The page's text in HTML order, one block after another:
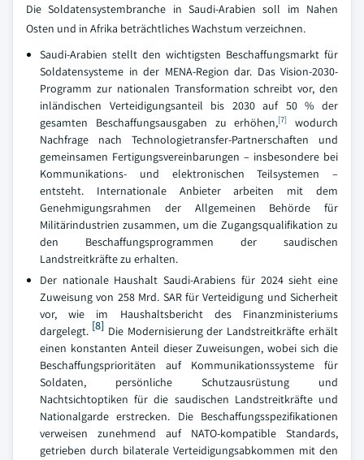
Die Soldatensystembranche in Saudi-Arabien soll im Nahen
Osten und in Afrika beträchtliches Wachstum verzeichnen.
Saudi-Arabien stellt den wichtigsten Beschaffungsmarkt für
Soldatensysteme in der MENA-Region dar. Das Vision-2030-
Programm zur nationalen Transformation schreibt vor, den
inländischen Verteidigungsanteil bis 2030 auf 50 % der
gesamten Beschaffungsausgaben zu erhöhen,[7]
wodurch
Nachfrage nach Technologietransfer-Partnerschaften und
gemeinsamen Fertigungsvereinbarungen – insbesondere bei
Kommunikations- und elektronischen Teilsystemen –
entsteht. Internationale Anbieter arbeiten mit dem
Genehmigungsrahmen der Allgemeinen Behörde für
Militärindustrien zusammen, um die Zugangsqualifikation zu
den Beschaffungsprogrammen der saudischen
Landstreitkräfte zu erhalten.
Der nationale Haushalt Saudi-Arabiens für 2024 sieht eine
Zuweisung von 258 Mrd. SAR für Verteidigung und Sicherheit
vor, wie im Haushaltsbericht des Finanzministeriums
dargelegt. [8] Die Modernisierung der Landstreitkräfte erhält
einen konstanten Anteil dieser Zuweisungen, wobei sich die
Beschaffungsprioritäten auf Kommunikationssysteme für
Soldaten, persönliche Schutzausrüstung und
Nachtsichtoptiken für die saudischen Landstreitkräfte und
Nationalgarde erstrecken. Die Beschaffungsspezifikationen
verweisen zunehmend auf NATO-kompatible Standards,
getrieben durch bilaterale Verteidigungsabkommen mit den